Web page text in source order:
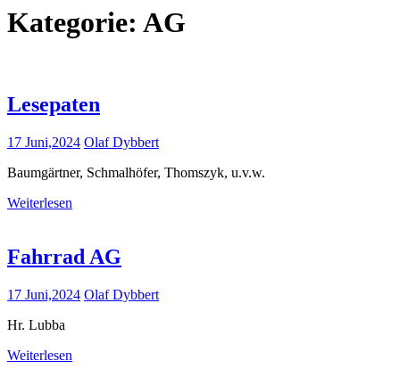
Kategorie: AG
Lesepaten
17 Juni,2024 Olaf Dybbert
Baumgärtner, Schmalhöfer, Thomszyk, u.v.w.
Weiterlesen
Fahrrad AG
17 Juni,2024 Olaf Dybbert
Hr. Lubba
Weiterlesen